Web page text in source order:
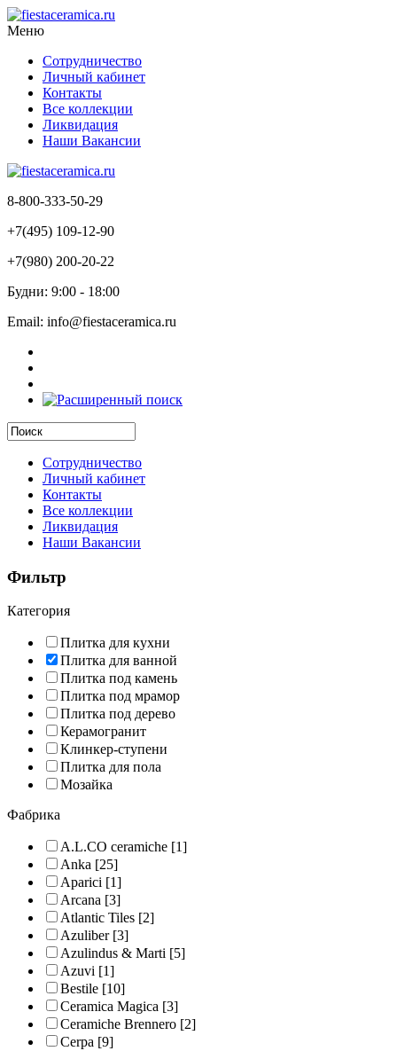
Меню
Сотрудничество
Личный кабинет
Контакты
Все коллекции
Ликвидация
Наши Вакансии
8-800-333-50-29
+7(495) 109-12-90
+7(980) 200-20-22
Будни: 9:00 - 18:00
Email: info@fiestaceramica.ru
Сотрудничество
Личный кабинет
Контакты
Все коллекции
Ликвидация
Наши Вакансии
Фильтр
Категория
Плитка для кухни
Плитка для ванной
Плитка под камень
Плитка под мрамор
Плитка под дерево
Керамогранит
Клинкер-ступени
Плитка для пола
Мозайка
Фабрика
A.L.CO ceramiche [1]
Anka [25]
Aparici [1]
Arcana [3]
Atlantic Tiles [2]
Azuliber[3]
Azulindus & Marti [5]
Azuvi [1]
Bestile [10]
Ceramica Magica [3]
Ceramiche Brennero [2]
Cerpa [9]